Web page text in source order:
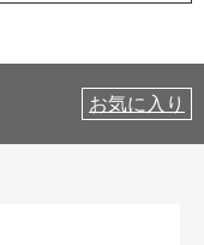
お気に入り